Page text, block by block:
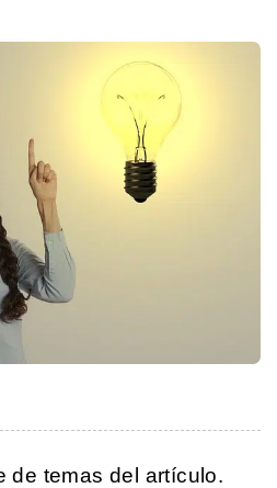
de temas del artículo.